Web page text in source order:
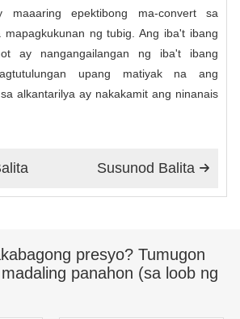
maaaring epektibong ma-convert sa
mapagkukunan ng tubig. Ang iba't ibang
ay nangangailangan ng iba't ibang
upang matiyak na ang
alkantarilya ay nakakamit ang ninanais

Susunod Balita
presyo? Tumugon
panahon (sa loob ng